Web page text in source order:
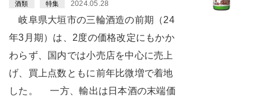
酒類 特集 2024.05.28
岐阜県大垣市の三輪酒造の前期（24
年3月期）は、2度の価格改定にもかか
わらず、国内では小売店を中心に売上
げ、買上点数ともに前年比微増で着地
した。 一方、輸出は日本酒の末端価